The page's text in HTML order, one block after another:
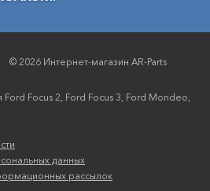
© 2026 Интернет-магазин AR-Parts
Focus 2, Ford Focus 3, Ford Mondeo,
данных
рассылок